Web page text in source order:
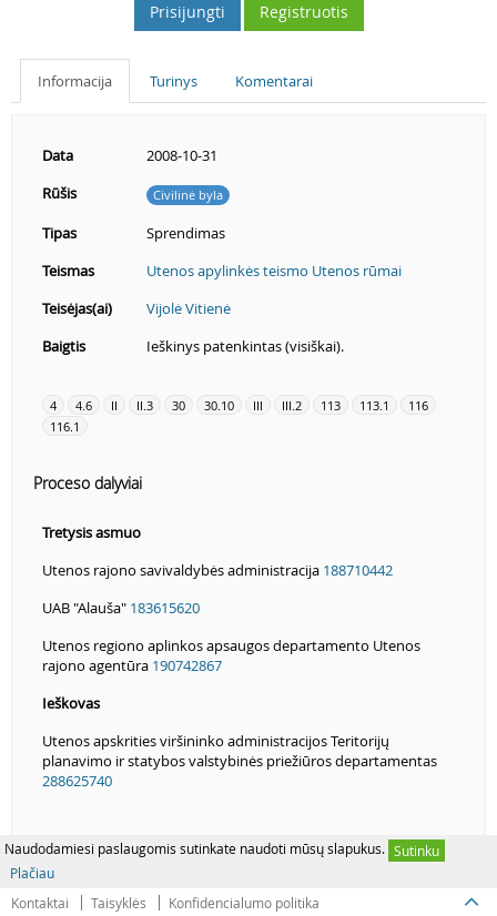
Naudodamiesi paslaugomis sutinkate naudoti mūsų slapukus. Sutinku
Plačiau
Prisijungti Registruotis
Informacija Turinys Komentarai
Data
2008-10-31
Rūšis
Civilinė byla
Tipas
Sprendimas
Teismas
Utenos apylinkės teismo Utenos rūmai
Teisėjas(ai)
Vijolė Vitienė
Baigtis
Ieškinys patenkintas (visiškai).
4 4.6 II II.3 30 30.10 III III.2 113 113.1
116
116.1
Proceso dalyviai
Tretysis asmuo
Utenos rajono savivaldybės administracija 188710442
UAB "Alauša" 183615620
Utenos regiono aplinkos apsaugos departamento Utenos
rajono agentūra 190742867
Ieškovas
Utenos apskrities viršininko administracijos Teritorijų
planavimo ir statybos valstybinės priežiūros departamentas
288625740
Kontaktai Taisyklės Konfidencialumo politika